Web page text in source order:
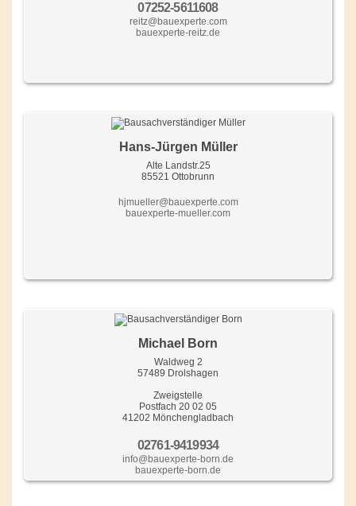
07252-5611608
reitz@bauexperte.com
bauexperte-reitz.de
Hans-Jürgen Müller
Alte Landstr.25
85521 Ottobrunn
hjmueller@bauexperte.com
bauexperte-mueller.com
Michael Born
Waldweg 2
57489 Drolshagen
Zweigstelle
Postfach 20 02 05
41202 Mönchengladbach
02761-9419934
info@bauexperte-born.de
bauexperte-born.de